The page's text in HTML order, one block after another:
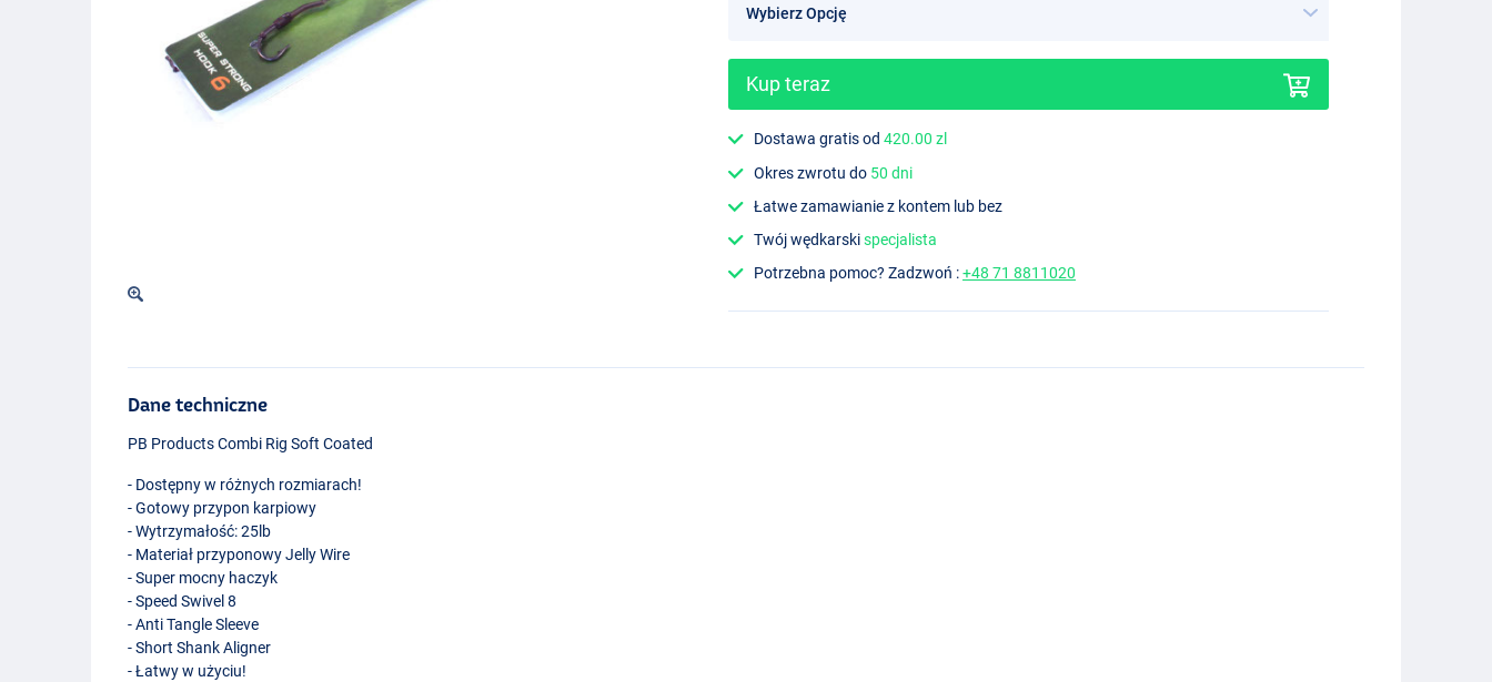
Kup teraz
Dostawa gratis od420.00 zl
Okres zwrotu do 50 dni
Łatwe zamawianie z kontem lub bez
Twój wędkarskispecjalista
Potrzebna pomoc? Zadzwoń :+48 71 8811020
Dane techniczne
PB Products Combi Rig Soft Coated
- Dostępny w różnych rozmiarach!
- Gotowy przypon karpiowy
- Wytrzymałość: 25lb
- Materiał przyponowy Jelly Wire
- Super mocny haczyk
- Speed Swivel 8
- Anti Tangle Sleeve
- Short Shank Aligner
- Łatwy w użyciu!